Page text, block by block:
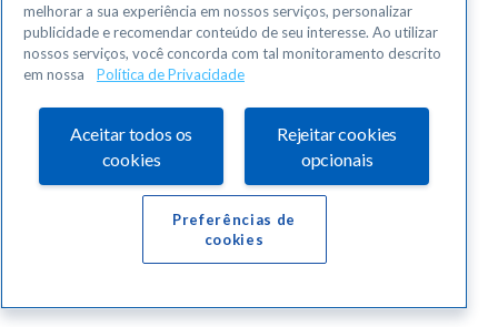
melhorar a sua experiência em nossos serviços, personalizar
publicidade e recomendar conteúdo de seu interesse. Ao utilizar
nossos serviços, você concorda com tal monitoramento descrito
em nossa
Política de Privacidade
Aceitar todos os
cookies
Rejeitar cookies
opcionais
Preferências de
cookies